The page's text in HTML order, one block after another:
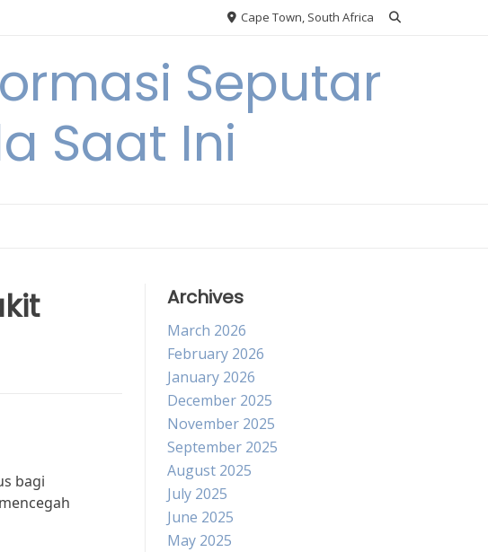
Cape Town, South Africa
Seputar
Saat Ini
bagi
Archives
March 2026
February 2026
January 2026
December 2025
November 2025
September 2025
August 2025
July 2025
June 2025
May 2025